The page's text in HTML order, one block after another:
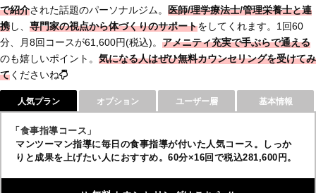
で紹介された話題のパーソナルジム。 医師/理学療法士/管理栄養士と連
携し、 専門家の視点から体づくりのサポートをしてくれます。1回60
分、月8回コースが61,600円(税込)。 アメニティ充実で手ぶらで通える
のも嬉しいポイント。 気になる人はぜひ無料カウンセリングを受けてみ
てくださいね
人気プラン オプション ユーザー層 基本情報
「食事指導コース」
マンツーマン指導に毎日の食事指導が付いた人気コース。しっか
りと成果を上げたい人におすすめ。60分×16回で税込281,600円。